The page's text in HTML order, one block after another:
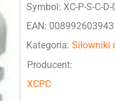
Symbol: XC-P-S-C-
EAN:
Kategoria: Siłowniki
Producent:
XCPC